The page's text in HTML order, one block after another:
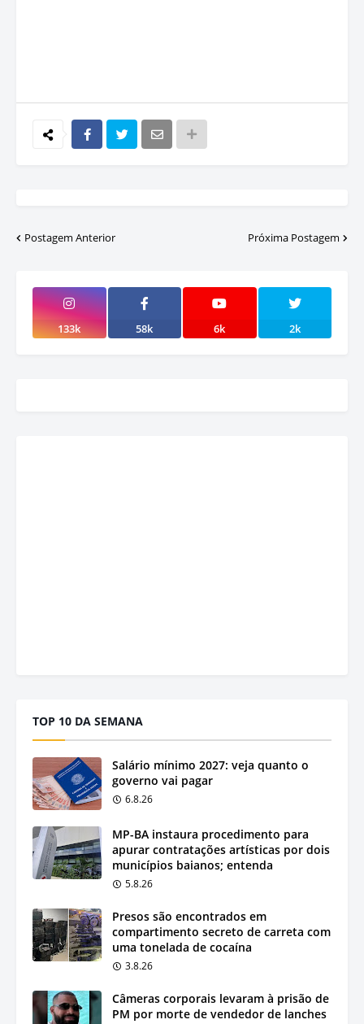
Postagem Anterior Próxima Postagem
133k 58k 6k 2k
TOP 10 DA SEMANA
Salário mínimo 2027: veja quanto o
governo vai pagar
6.8.26
MP-BA instaura procedimento para
apurar contratações artísticas por dois
municípios baianos; entenda
5.8.26
Presos são encontrados em
compartimento secreto de carreta com
uma tonelada de cocaína
3.8.26
Câmeras corporais levaram à prisão de
PM por morte de vendedor de lanches